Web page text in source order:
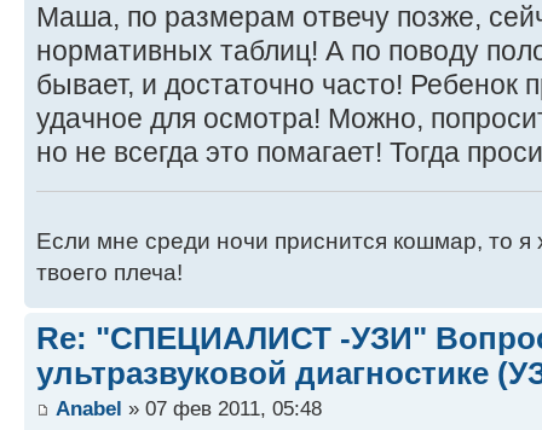
Маша, по размерам отвечу позже,
нормативных таблиц! А по поводу
бывает, и достаточно часто! Ребенок
удачное для осмотра! Можно,
но не всегда это помагает! Тогда
Если мне среди ночи приснится кошмар, то я
твоего плеча!
Re: "СПЕЦИАЛИСТ -УЗИ"
ультразвуковой диагностике
Anabel » 07 фев 2011, 05:48